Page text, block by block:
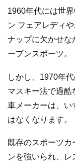
1960年代には世
ン フェアレディ
ナップに欠かせな
ープンスポーツ。
しかし、1970年
マスキー法で過酷
車メーカーは、い
はなくなります。
既存のスポーツ
ンを強いられ、